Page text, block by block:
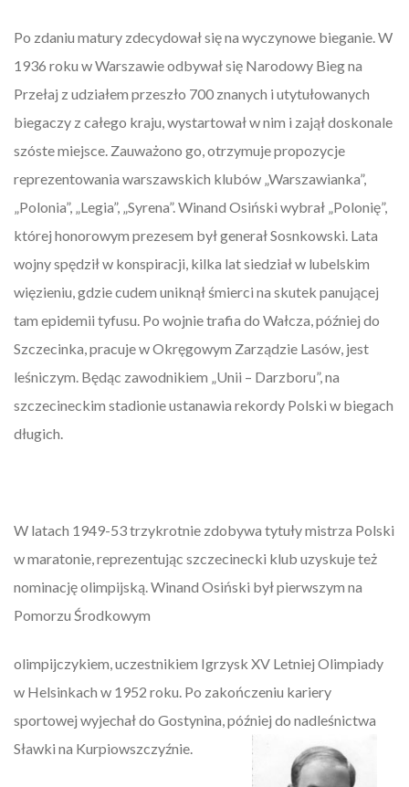
Po zdaniu matury zdecydował się na wyczynowe bieganie. W
1936 roku w Warszawie odbywał się Narodowy Bieg na
Przełaj z udziałem przeszło 700 znanych i utytułowanych
biegaczy z całego kraju, wystartował w nim i zajął doskonale
szóste miejsce. Zauważono go, otrzymuje propozycje
reprezentowania warszawskich klubów „Warszawianka”,
„Polonia”, „Legia”, „Syrena”. Winand Osiński wybrał „Polonię”,
której honorowym prezesem był generał Sosnkowski. Lata
wojny spędził w konspiracji, kilka lat siedział w lubelskim
więzieniu, gdzie cudem uniknął śmierci na skutek panującej
tam epidemii tyfusu. Po wojnie trafia do Wałcza, później do
Szczecinka, pracuje w Okręgowym Zarządzie Lasów, jest
leśniczym. Będąc zawodnikiem „Unii – Darzboru”, na
szczecineckim stadionie ustanawia rekordy Polski w biegach
długich.
W latach 1949-53 trzykrotnie zdobywa tytuły mistrza Polski
w maratonie, reprezentując szczecinecki klub uzyskuje też
nominację olimpijską. Winand Osiński był pierwszym na
Pomorzu Środkowym
olimpijczykiem, uczestnikiem Igrzysk XV Letniej Olimpiady
w Helsinkach w 1952 roku. Po zakończeniu kariery
sportowej wyjechał do Gostynina, później do nadleśnictwa
Sławki na Kurpiowszczyźnie.